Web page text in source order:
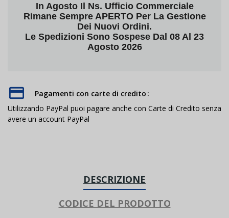
In Agosto Il Ns. Ufficio Commerciale
Rimane Sempre APERTO Per La Gestione
Dei Nuovi Ordini.
Le Spedizioni Sono Sospese Dal 08 Al 23
Agosto 2026
Pagamenti con carte di credito
Utilizzando PayPal puoi pagare anche con Carte di Credito senza
avere un account PayPal
DESCRIZIONE
CODICE DEL PRODOTTO